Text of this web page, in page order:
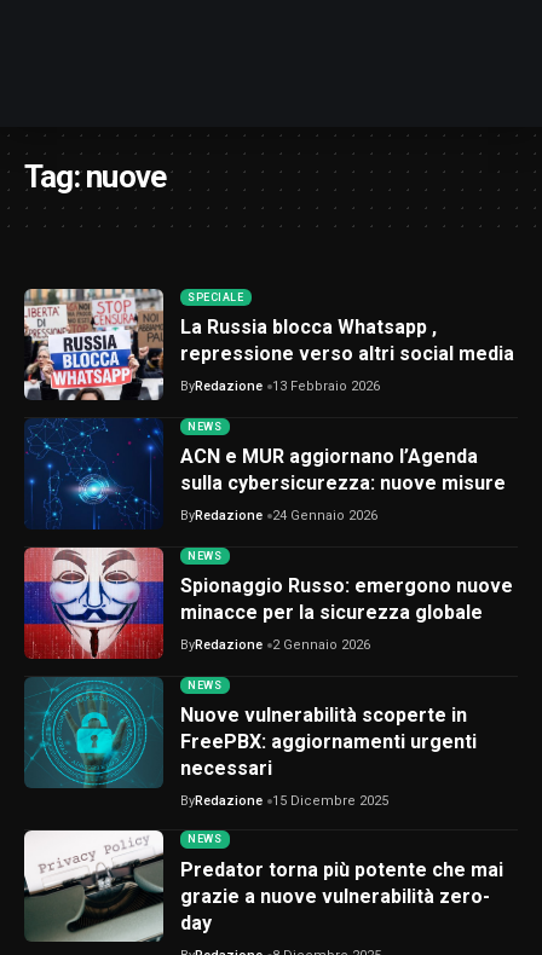
Tag:nuove
SPECIALE
La Russia blocca Whatsapp ,
repressione verso altri social media
ByRedazione 13 Febbraio 2026
NEWS
ACN e MUR aggiornano l’Agenda
sulla cybersicurezza: nuove misure
ByRedazione 24 Gennaio 2026
NEWS
Spionaggio Russo: emergono nuove
minacce per la sicurezza globale
ByRedazione 2 Gennaio 2026
NEWS
Nuove vulnerabilità scoperte in
FreePBX: aggiornamenti urgenti
necessari
ByRedazione 15 Dicembre 2025
NEWS
Predator torna più potente che mai
grazie a nuove vulnerabilità zero-
day